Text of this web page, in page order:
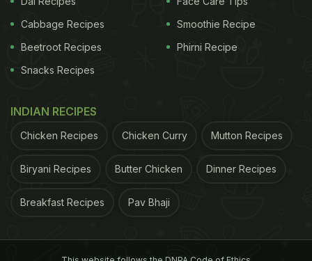
Cabbage Recipes
Beetroot Recipes
Snacks Recipes
Smoothie Recipe
Phirni Recipe
INDIAN RECIPES
Chicken Recipes Chicken Curry Mutton Recipes
Biryani Recipes Butter Chicken Dinner Recipes
Breakfast Recipes Pav Bhaji